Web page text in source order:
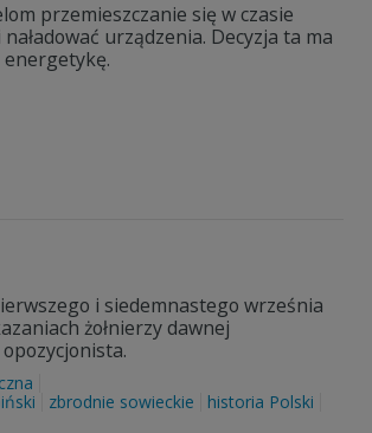
przemieszczanie się w czasie
urządzenia. Decyzja ta ma
energetykę.
i siedemnastego września
żołnierzy dawnej
zbrodnie sowieckie
historia Polski